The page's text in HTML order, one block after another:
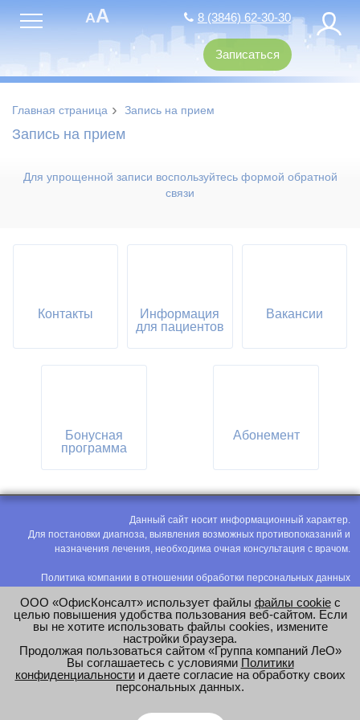
AA 8 (3846) 62-30-30
Записаться
Главная страница › Запись на прием
Запись на прием
Для упрощенной записи воспользуйтесь формой обратной
связи
Контакты
Информация
для пациентов
Вакансии
Бонусная
программа
Абонемент
Данный сайт носит информационный характер.
Для постановки диагноза, выявления возможных противопоказаний и
назначения лечения, необходима очная консультация с врачом.
Политика компании в отношении обработки персональных данных
Соглашение на обработку персональных данных
Оценка труда
e-mail:office@modus-leo.ru
ООО «ОфисКонсалт» использует файлы файлы cookieс
целью повышения удобства пользования веб-сайтом. Если
вы не хотите использовать файлы cookies, измените
настройки браузера.
Продолжая пользоваться сайтом «Группа компаний ЛеО»
Вы соглашаетесь с условиями Политики
конфиденциальностии даете согласие на обработку своих
персональных данных.